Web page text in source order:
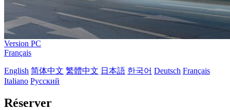
Version PC
Français
English 简体中文 繁體中文 日本語 한국어 Deutsch Français
Italiano Русский
Réserver